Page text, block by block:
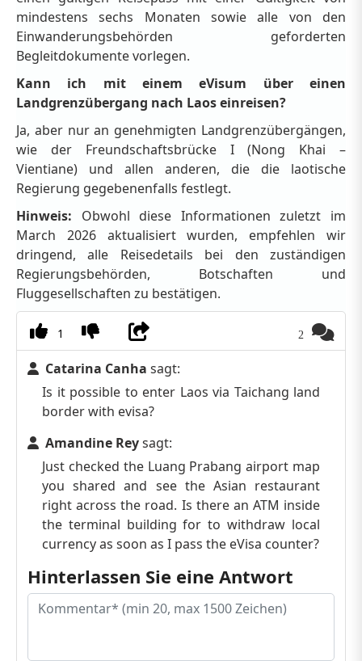
mindestens sechs Monaten sowie alle von den
Einwanderungsbehörden geforderten
Begleitdokumente vorlegen.
Kann ich mit einem eVisum über einen
Landgrenzübergang nach Laos einreisen?
Ja, aber nur an genehmigten Landgrenzübergängen,
wie der Freundschaftsbrücke I (Nong Khai –
Vientiane) und allen anderen, die die laotische
Regierung gegebenenfalls festlegt.
Hinweis: Obwohl diese Informationen zuletzt im
March 2026 aktualisiert wurden, empfehlen wir
dringend, alle Reisedetails bei den zuständigen
Regierungsbehörden, Botschaften und
Fluggesellschaften zu bestätigen.
1 2
Catarina Canha sagt:
Is it possible to enter Laos via Taichang land
border with evisa?
Amandine Reysagt:
Just checked the Luang Prabang airport map
you shared and see the Asian restaurant
right across the road. Is there an ATM inside
the terminal building for to withdraw local
currency as soon as I pass the eVisa counter?
Hinterlassen Sie eine Antwort